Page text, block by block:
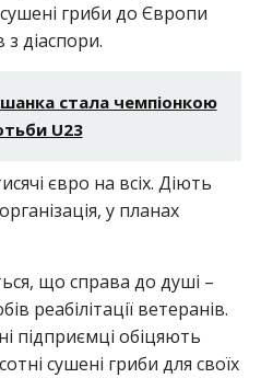
гриби до Європи
з діаспори.
стала чемпіонкою
U23
євро на всіх. Діють
у планах
що справа до душі –
реабілітації ветеранів.
підприємці обіцяють
сушені гриби для своїх